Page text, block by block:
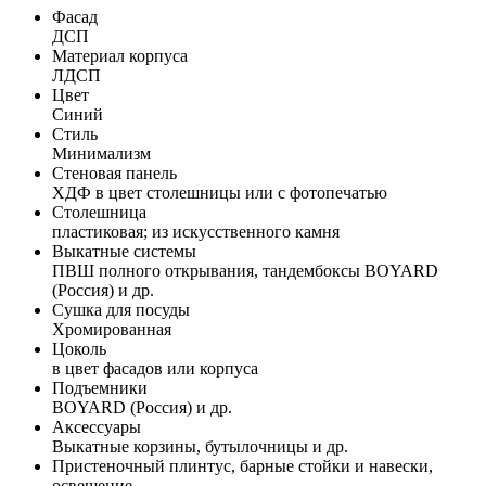
Фасад
ДСП
Материал корпуса
ЛДСП
Цвет
Синий
Стиль
Минимализм
Стеновая панель
ХДФ в цвет столешницы или с фотопечатью
Столешница
пластиковая; из искусственного камня
Выкатные системы
ПВШ полного открывания, тандембоксы BOYARD
(Россия) и др.
Сушка для посуды
Хромированная
Цоколь
в цвет фасадов или корпуса
Подъемники
BOYARD (Россия) и др.
Аксессуары
Выкатные корзины, бутылочницы и др.
Пристеночный плинтус, барные стойки и навески,